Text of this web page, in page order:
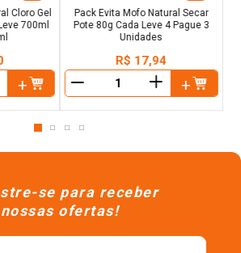
Cloro Gel
700ml
Pack Evita Mofo Natural Secar
Pote 80g Cada Leve 4 Pague 3
Unidades
R$ 17,94
＋
se para receber
nossas ofertas!